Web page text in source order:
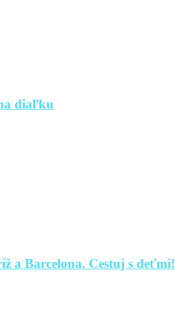
diaľku
a Barcelona. Cestuj s deťmi!